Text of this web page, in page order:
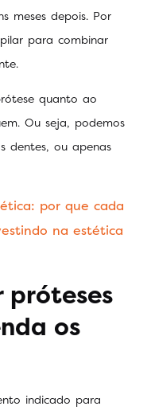
meses depois. Por
para combinar
quanto ao
Ou seja, podemos
dentes, ou apenas
por que cada
na estética
próteses
os
indicado para